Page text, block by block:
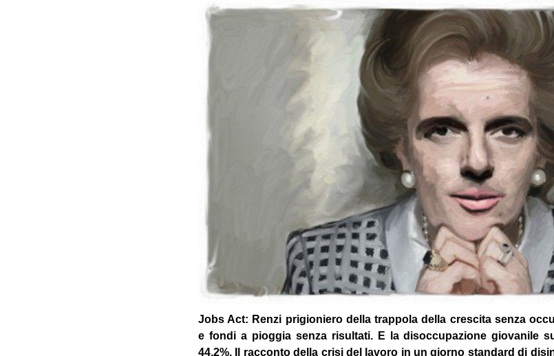
Jobs Act: Renzi pri­gio­niero della trap­pola della cre­scita senza
e fondi a piog­gia senza risul­tati. E la disoc­cu­pa­zione gio­va­nile
44,2%. Il rac­conto della crisi del lavoro in un giorno stan­dard di